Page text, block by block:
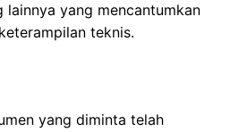
yang mencantumkan
teknis.
yang diminta telah